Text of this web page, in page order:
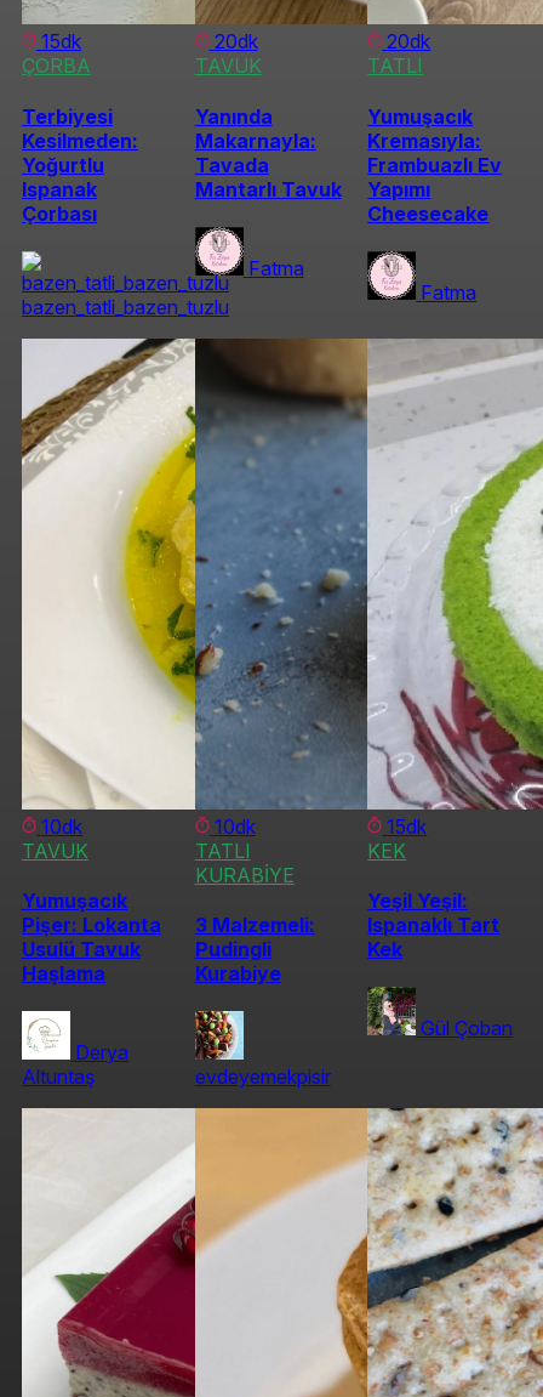
15dk
ÇORBA
Terbiyesi
Kesilmeden:
Yoğurtlu
Ispanak
Çorbası
bazen_tatli_bazen_tuzlu
20dk
TAVUK
Yanında
Makarnayla:
Tavada
Mantarlı Tavuk
Fatma
20dk
TATLI
Yumuşacık
Kremasıyla:
Frambuazlı Ev
Yapımı
Cheesecake
Fatma
10dk
TAVUK
Yumuşacık
Pişer: Lokanta
Usulü Tavuk
Haşlama
Derya
Altuntaş
10dk
TATLI
KURABİYE
3 Malzemeli:
Pudingli
Kurabiye
evdeyemekpisir
15dk
KEK
Yeşil Yeşil:
Ispanaklı Tart
Kek
Gül Çoban